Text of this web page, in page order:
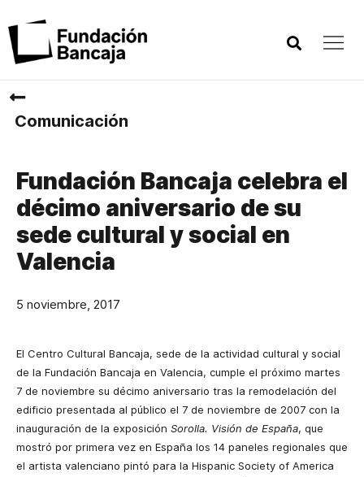
Comunicación
Fundación Bancaja celebra el
décimo aniversario de su
sede cultural y social en
Valencia
5 noviembre, 2017
El Centro Cultural Bancaja, sede de la actividad cultural y social
de la Fundación Bancaja en Valencia, cumple el próximo martes
7 de noviembre su décimo aniversario tras la remodelación del
edificio presentada al público el 7 de noviembre de 2007 con la
inauguración de la exposición Sorolla. Visión de España, que
mostró por primera vez en España los 14 paneles regionales que
el artista valenciano pintó para la Hispanic Society of America